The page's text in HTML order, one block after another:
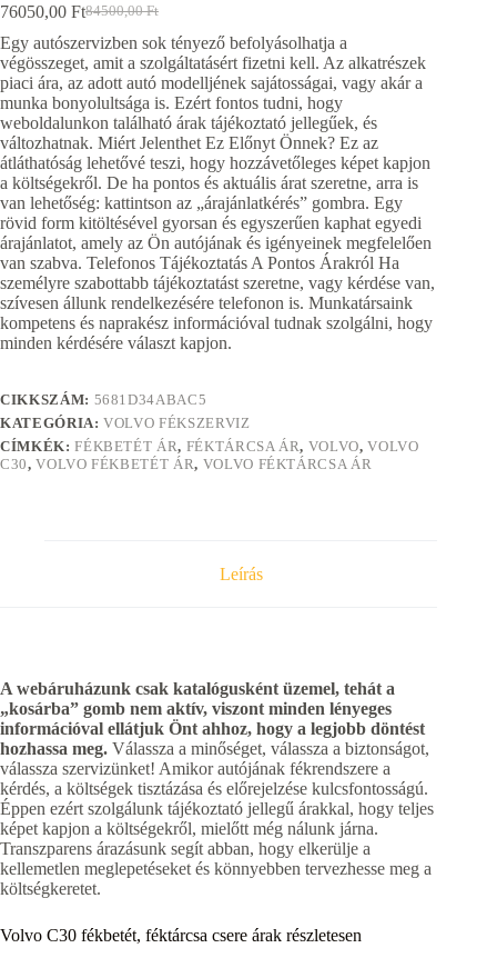
84500,00Ft
Original
price
was:
84500,00 Ft.
76050,00 FtCurrent
price
is:
76050,00 Ft.
Egy autószervizben sok tényező befolyásolhatja a
végösszeget, amit a szolgáltatásért fizetni kell. Az alkatrészek
piaci ára, az adott autó modelljének sajátosságai, vagy akár a
munka bonyolultsága is. Ezért fontos tudni, hogy
weboldalunkon található árak tájékoztató jellegűek, és
változhatnak. Miért Jelenthet Ez Előnyt Önnek? Ez az
átláthatóság lehetővé teszi, hogy hozzávetőleges képet kapjon
a költségekről. De ha pontos és aktuális árat szeretne, arra is
van lehetőség: kattintson az „árajánlatkérés” gombra. Egy
rövid form kitöltésével gyorsan és egyszerűen kaphat egyedi
árajánlatot, amely az Ön autójának és igényeinek megfelelően
van szabva. Telefonos Tájékoztatás A Pontos Árakról Ha
személyre szabottabb tájékoztatást szeretne, vagy kérdése van,
szívesen állunk rendelkezésére telefonon is. Munkatársaink
kompetens és naprakész információval tudnak szolgálni, hogy
minden kérdésére választ kapjon.
CIKKSZÁM: 5681D34ABAC5
KATEGÓRIA:VOLVO FÉKSZERVIZ
CÍMKÉK:FÉKBETÉT ÁR, FÉKTÁRCSA ÁR, VOLVO,VOLVO
C30,VOLVO FÉKBETÉT ÁR, VOLVO FÉKTÁRCSA ÁR
Leírás
A webáruházunk csak katalógusként üzemel, tehát a
„kosárba” gomb nem aktív, viszont minden lényeges
információval ellátjuk Önt ahhoz, hogy a legjobb döntést
hozhassa meg. Válassza a minőséget, válassza a biztonságot,
válassza szervizünket! Amikor autójának fékrendszere a
kérdés, a költségek tisztázása és előrejelzése kulcsfontosságú.
Éppen ezért szolgálunk tájékoztató jellegű árakkal, hogy teljes
képet kapjon a költségekről, mielőtt még nálunk járna.
Transzparens árazásunk segít abban, hogy elkerülje a
kellemetlen meglepetéseket és könnyebben tervezhesse meg a
költségkeretet.
Volvo C30 fékbetét, féktárcsa csere árak részletesen